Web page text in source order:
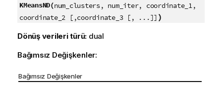
KMeansND(num_clusters, num_iter, coordinate_1,
coordinate_2 [,coordinate_3 [, ...]] )
Dönüş verileri türü: dual
Bağımsız Değişkenler:
Bağımsız Değişkenler